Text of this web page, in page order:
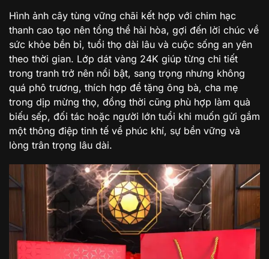
Hình ảnh cây tùng vững chãi kết hợp với chim hạc
thanh cao tạo nên tổng thể hài hòa, gợi đến lời chúc về
sức khỏe bền bỉ, tuổi thọ dài lâu và cuộc sống an yên
theo thời gian. Lớp dát vàng 24K giúp từng chi tiết
trong tranh trở nên nổi bật, sang trọng nhưng không
quá phô trương, thích hợp để tặng ông bà, cha mẹ
trong dịp mừng thọ, đồng thời cũng phù hợp làm quà
biếu sếp, đối tác hoặc người lớn tuổi khi muốn gửi gắm
một thông điệp tinh tế về phúc khí, sự bền vững và
lòng trân trọng lâu dài.